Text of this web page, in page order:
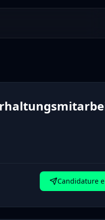
Candidature